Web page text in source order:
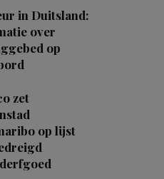
in Duitsland:
over
op
zet
op lijst